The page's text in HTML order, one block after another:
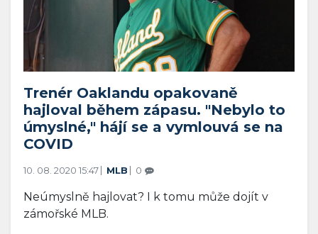
Trenér Oaklandu opakovaně
hajloval během zápasu. "Nebylo to
úmyslné," hájí se a vymlouvá se na
COVID
10. 08. 2020 15:47 MLB 0
Neúmyslně hajlovat? I k tomu může dojít v
zámořské MLB.